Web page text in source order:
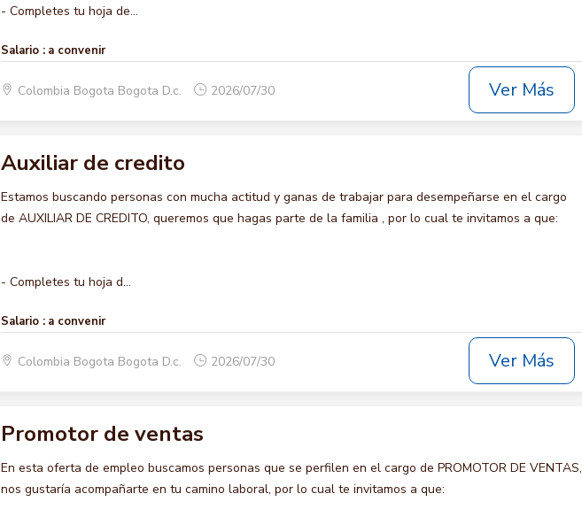
- Completes tu hoja de...
Salario : a convenir
Colombia Bogota Bogota D.c. 2026/07/30 Ver Más
Auxiliar de credito
Estamos buscando personas con mucha actitud y ganas de trabajar para desempeñarse en el cargo
de AUXILIAR DE CREDITO, queremos que hagas parte de la familia , por lo cual te invitamos a que:
- Completes tu hoja d...
Salario : a convenir
Colombia Bogota Bogota D.c. 2026/07/30 Ver Más
Promotor de ventas
En esta oferta de empleo buscamos personas que se perfilen en el cargo de PROMOTOR DE VENTAS,
nos gustaría acompañarte en tu camino laboral, por lo cual te invitamos a que: